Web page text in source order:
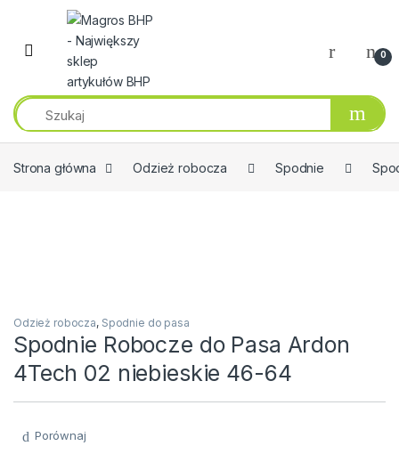
Przejdź do nawigacji
Przeskocz do treści
0
Strona główna Odzież robocza Spodnie
Odzież robocza, Spodnie do pasa
Spodnie Robocze do Pasa Ardon
4Tech 02 niebieskie 46-64
Porównaj